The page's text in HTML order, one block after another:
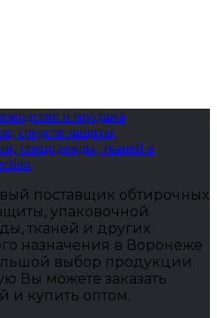
поставщик обтирочных
упаковочной
тканей и других
назначения в Воронеже
выбор продукции
Вы можете заказать
и купить оптом.